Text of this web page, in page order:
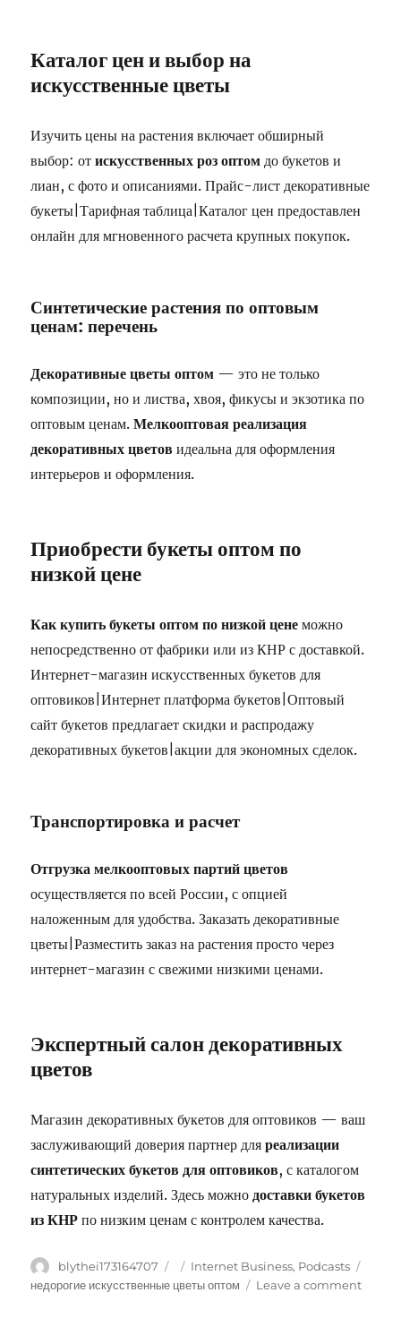
Каталог цен и выбор на
искусственные цветы
Изучить цены на растения включает обширный
выбор: отискусственных роз оптом до букетов и
лиан, с фото и описаниями. Прайс-лист декоративные
букеты|Тарифная таблица|Каталог цен предоставлен
онлайн для мгновенного расчета крупных покупок.
Синтетические растения по оптовым
ценам: перечень
Декоративные цветы оптом — это не только
композиции, но и листва, хвоя, фикусы и экзотика по
оптовым ценам.Мелкооптовая реализация
декоративных цветов идеальна для оформления
интерьеров и оформления.
Приобрести букеты оптом по
низкой цене
Как купить букеты оптом по низкой цене можно
непосредственно от фабрики или из КНР с доставкой.
Интернет-магазин искусственных букетов для
оптовиков|Интернет платформа букетов|Оптовый
сайт букетов предлагает скидки и распродажу
декоративных букетов|акции для экономных сделок.
Транспортировка и расчет
Отгрузка мелкооптовых партий цветов
осуществляется по всей России, с опцией
наложенным для удобства. Заказать декоративные
цветы|Разместить заказ на растения просто через
интернет-магазин с свежими низкими ценами.
Экспертный салон декоративных
цветов
Магазин декоративных букетов для оптовиков — ваш
заслуживающий доверия партнер дляреализации
синтетических букетов для оптовиков, с каталогом
натуральных изделий. Здесь можнодоставки букетов
из КНР по низким ценам с контролем качества.
Author
blythei173164707
Posted
on
Categories
Internet Business, Podcasts
недорогие искусственные цветы оптом
Leave a comment